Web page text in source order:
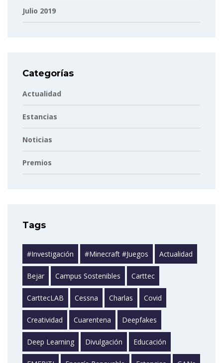
Julio 2019
Categorías
Actualidad
Estancias
Noticias
Premios
Tags
#investigación #minecraft #juegos Actualidad
Bejar Campus Sostenibles Carttec
CarttecLAB Cessna Charlas Covid
Creatividad Cuarentena Deepfakes
Deep Learning Divulgación Educación